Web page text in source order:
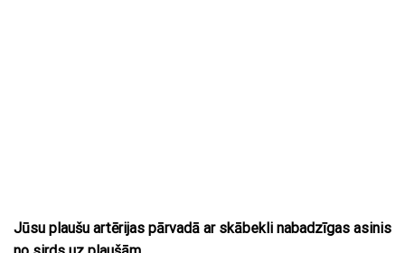
Jūsu plaušu artērijas pārvadā ar skābekli nabadzīgas asinis